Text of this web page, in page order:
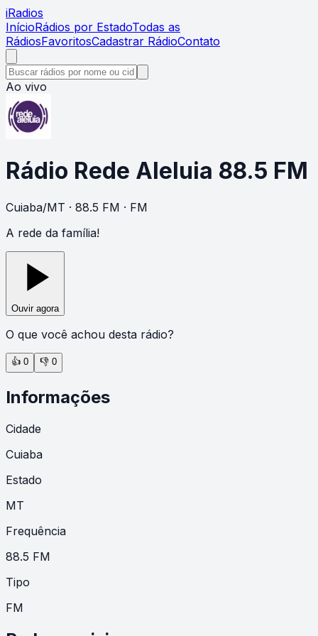
iRadios
InícioRádios por EstadoTodas as
RádiosFavoritosCadastrar RádioContato
Ao vivo
Rádio Rede Aleluia 88.5 FM
Cuiaba/MT · 88.5 FM · FM
A rede da família!
Ouvir agora
O que você achou desta rádio?
👍 0 👎 0
Informações
Cidade
Cuiaba
Estado
MT
Frequência
88.5 FM
Tipo
FM